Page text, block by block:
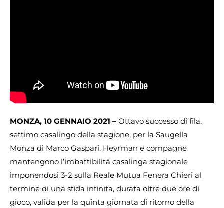
MONZA, 10 GENNAIO 2021 – Ottavo successo di fila,
settimo casalingo della stagione, per la Saugella
Monza di Marco Gaspari. Heyrman e compagne
mantengono l’imbattibilità casalinga stagionale
imponendosi 3-2 sulla Reale Mutua Fenera Chieri al
termine di una sfida infinita, durata oltre due ore di
gioco, valida per la quinta giornata di ritorno della